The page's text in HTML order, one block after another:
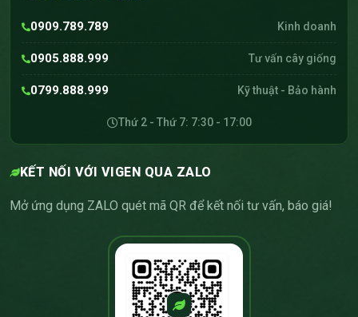
0909.789.789 Kinh doanh
0905.888.999 Tư vấn cây giống
0799.888.999 Kỹ thuật - Bảo hành
Thứ 2 - Thứ 7: 7:30 - 17:00
KẾT NỐI VỚI VIGEN QUA ZALO
Mở ứng dụng ZALO quét mã QR để kết nối tư vấn, báo giá!